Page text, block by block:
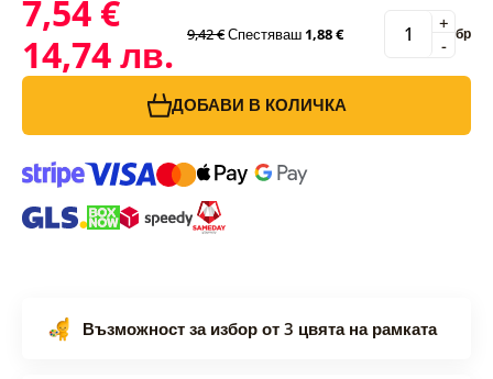
7,54 €
14,74 лв.
9,42 €Спестяваш1,88 € -
+ бр
ДОБАВИ В КОЛИЧКА
Възможност за избор от 3 цвята на рамката